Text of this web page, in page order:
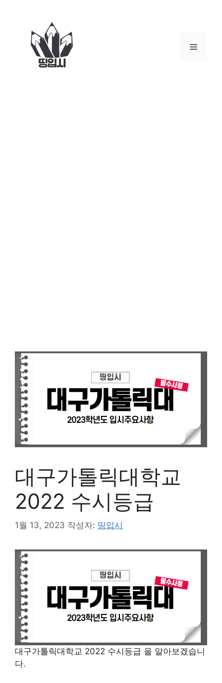
메
대구가톨릭대학교
2022 수시등급
1월 13, 2023 작성자: 띵입시
대구가톨릭대학교 2022 수시등급 을 알아보겠습니
다.